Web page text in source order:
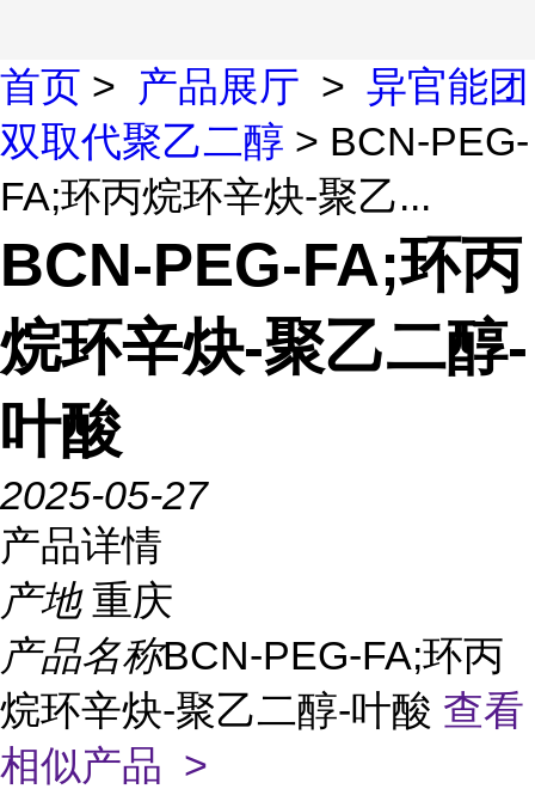
首页 > 产品展厅 > 异官能团
双取代聚乙二醇 > BCN-PEG-
FA;环丙烷环辛炔-聚乙...
BCN-PEG-FA;环丙
烷环辛炔-聚乙二醇-
叶酸
2025-05-27
产品详情
产地 重庆
产品名称BCN-PEG-FA;环丙
烷环辛炔-聚乙二醇-叶酸 查看
相似产品 >